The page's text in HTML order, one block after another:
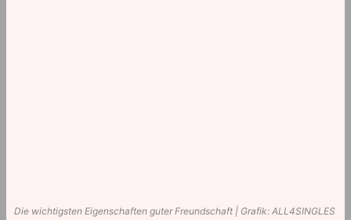
Die wichtigsten Eigenschaften guter Freundschaft | Grafik: ALL4SINGLES